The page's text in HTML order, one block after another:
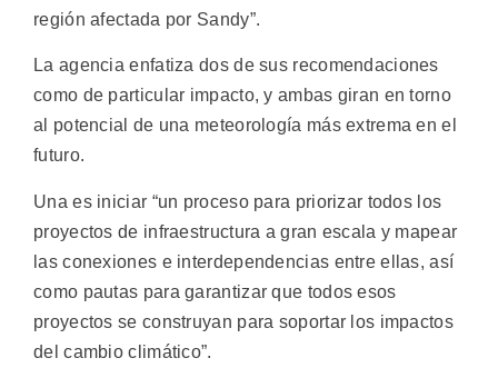
región afectada por Sandy”.
La agencia enfatiza dos de sus recomendaciones
como de particular impacto, y ambas giran en torno
al potencial de una meteorología más extrema en el
futuro.
Una es iniciar “un proceso para priorizar todos los
proyectos de infraestructura a gran escala y mapear
las conexiones e interdependencias entre ellas, así
como pautas para garantizar que todos esos
proyectos se construyan para soportar los impactos
del cambio climático”.